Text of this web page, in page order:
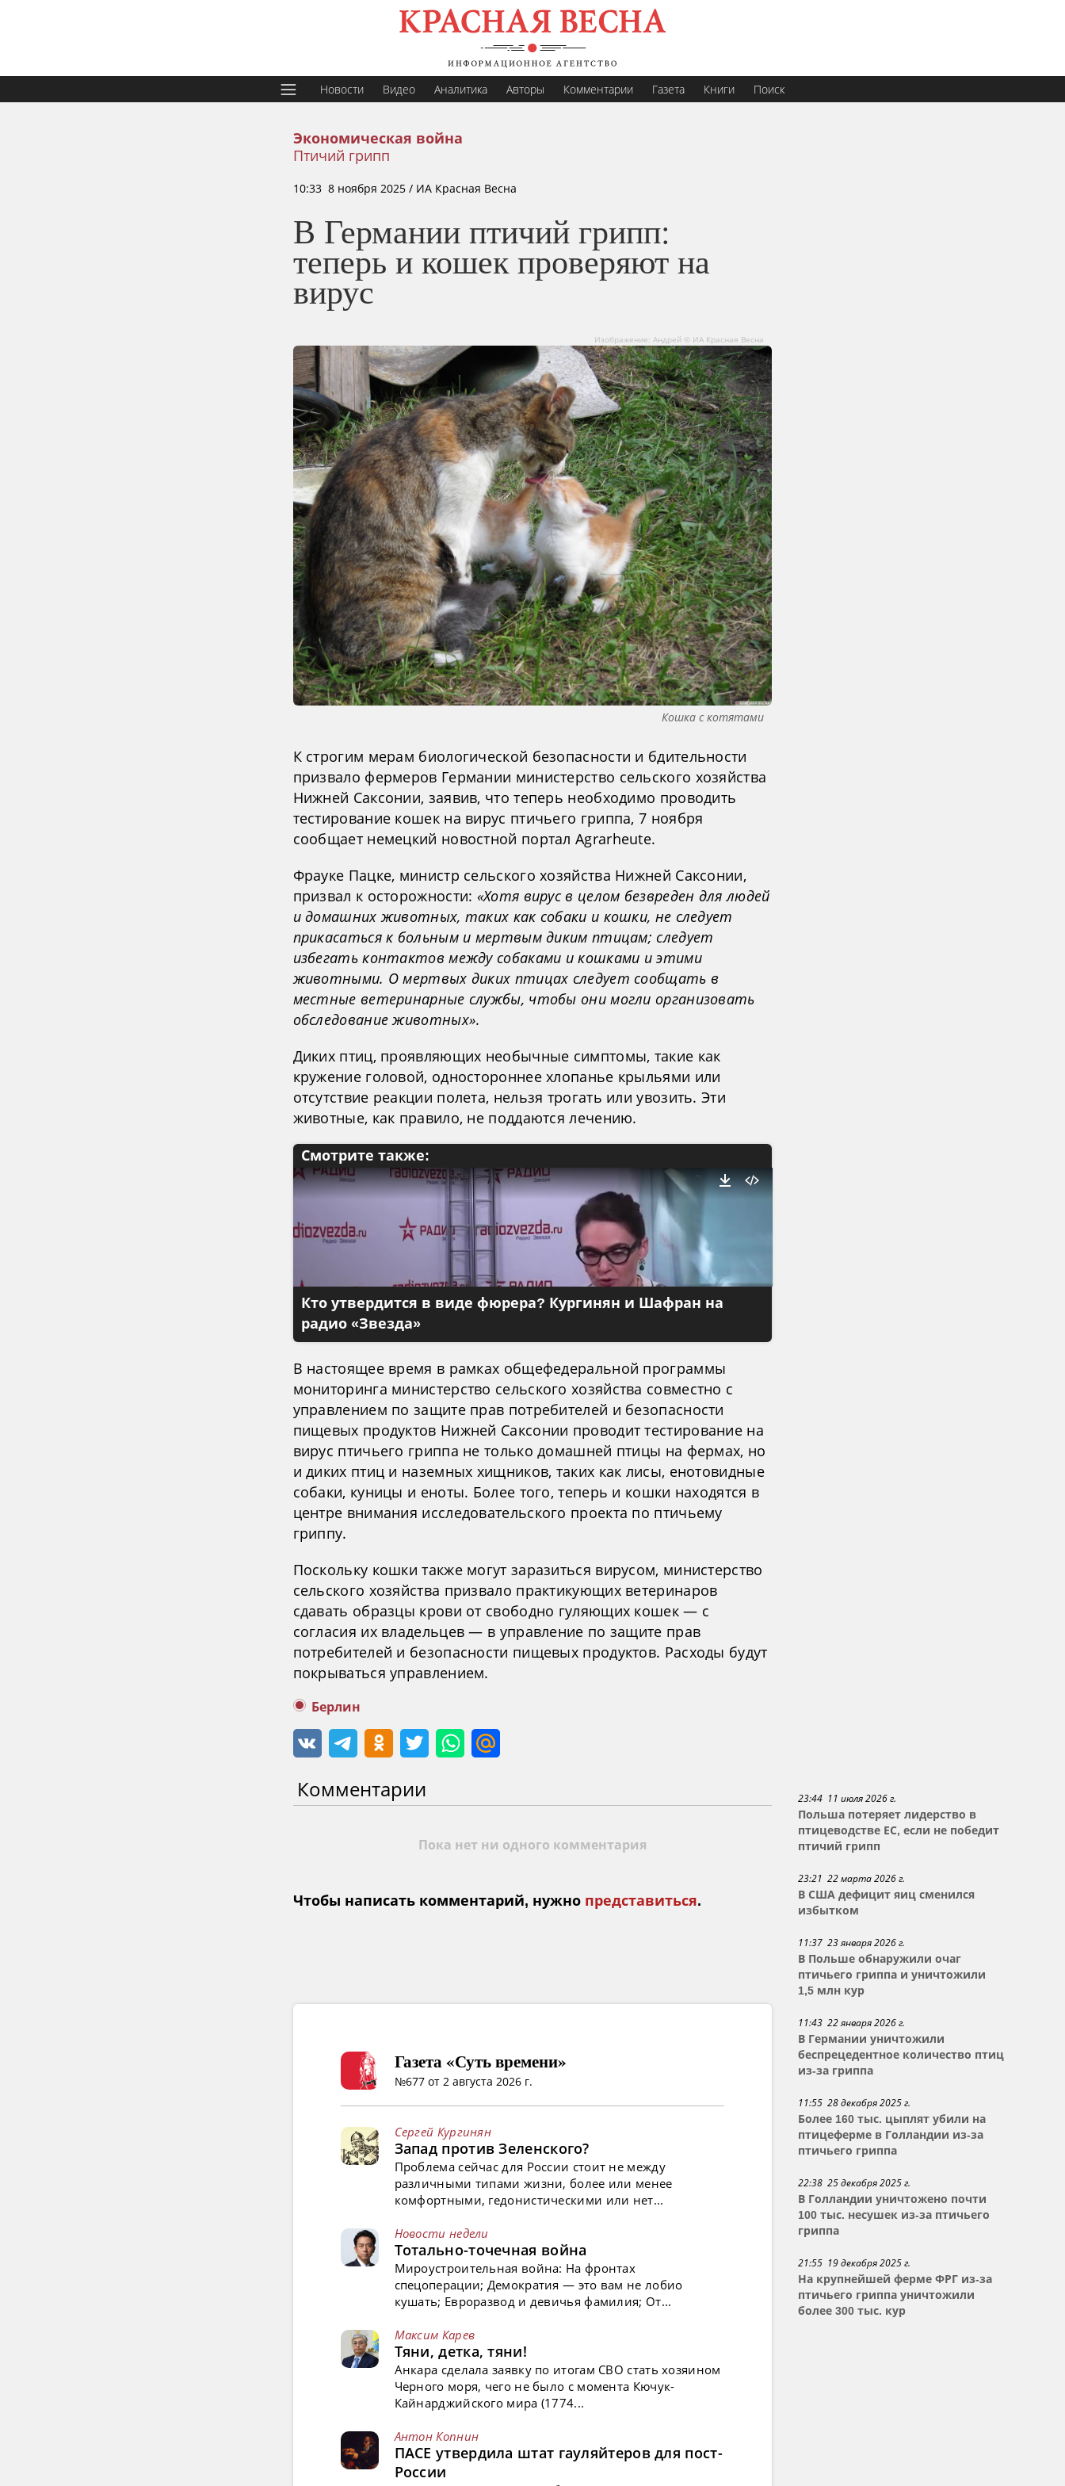
Новости Видео Аналитика Авторы Комментарии Газета Книги Поиск
Экономическая война
Птичий грипп
10:33 8 ноября 2025 / ИА Красная Весна
В Германии птичий грипп:
теперь и кошек проверяют на
вирус
Изображение: Андрей © ИА Красная Весна
Кошка с котятами
К строгим мерам биологической безопасности и бдительности
призвало фермеров Германии министерство сельского хозяйства
Нижней Саксонии, заявив, что теперь необходимо проводить
тестирование кошек на вирус птичьего гриппа, 7 ноября
сообщает немецкий новостной портал Agrarheute.
Фрауке Пацке, министр сельского хозяйства Нижней Саксонии,
призвал к осторожности: «Хотя вирус в целом безвреден для людей
и домашних животных, таких как собаки и кошки, не следует
прикасаться к больным и мертвым диким птицам; следует
избегать контактов между собаками и кошками и этими
животными. О мертвых диких птицах следует сообщать в
местные ветеринарные службы, чтобы они могли организовать
обследование животных».
Диких птиц, проявляющих необычные симптомы, такие как
кружение головой, одностороннее хлопанье крыльями или
отсутствие реакции полета, нельзя трогать или увозить. Эти
животные, как правило, не поддаются лечению.
Смотрите также:
Кто утвердится в виде фюрера? Кургинян и Шафран на
радио «Звезда»
В настоящее время в рамках общефедеральной программы
мониторинга министерство сельского хозяйства совместно с
управлением по защите прав потребителей и безопасности
пищевых продуктов Нижней Саксонии проводит тестирование на
вирус птичьего гриппа не только домашней птицы на фермах, но
и диких птиц и наземных хищников, таких как лисы, енотовидные
собаки, куницы и еноты. Более того, теперь и кошки находятся в
центре внимания исследовательского проекта по птичьему
гриппу.
Поскольку кошки также могут заразиться вирусом, министерство
сельского хозяйства призвало практикующих ветеринаров
сдавать образцы крови от свободно гуляющих кошек — с
согласия их владельцев — в управление по защите прав
потребителей и безопасности пищевых продуктов. Расходы будут
покрываться управлением.
Берлин
Комментарии
Пока нет ни одного комментария
Чтобы написать комментарий, нужно представиться.
23:44 11 июля 2026 г.
Польша потеряет лидерство в
птицеводстве ЕС, если не победит
птичий грипп
23:21 22 марта 2026 г.
В США дефицит яиц сменился
избытком
11:37 23 января 2026 г.
В Польше обнаружили очаг
птичьего гриппа и уничтожили
1,5 млн кур
11:43 22 января 2026 г.
В Германии уничтожили
беспрецедентное количество птиц
из-за гриппа
11:55 28 декабря 2025 г.
Более 160 тыс. цыплят убили на
птицеферме в Голландии из-за
птичьего гриппа
22:38 25 декабря 2025 г.
В Голландии уничтожено почти
100 тыс. несушек из-за птичьего
гриппа
21:55 19 декабря 2025 г.
На крупнейшей ферме ФРГ из-за
птичьего гриппа уничтожили
более 300 тыс. кур
Газета «Суть времени»
№677 от 2 августа 2026 г.
Сергей Кургинян
Запад против Зеленского?
Проблема сейчас для России стоит не между
различными типами жизни, более или менее
комфортными, гедонистическими или нет...
Новости недели
Тотально-точечная война
Мироустроительная война: На фронтах
спецоперации; Демократия — это вам не лобио
кушать; Евроразвод и девичья фамилия; От...
Максим Карев
Тяни, детка, тяни!
Анкара сделала заявку по итогам СВО стать хозяином
Черного моря, чего не было с момента Кючук-
Кайнарджийского мира (1774...
Антон Копнин
ПАСЕ утвердила штат гауляйтеров для пост-
России